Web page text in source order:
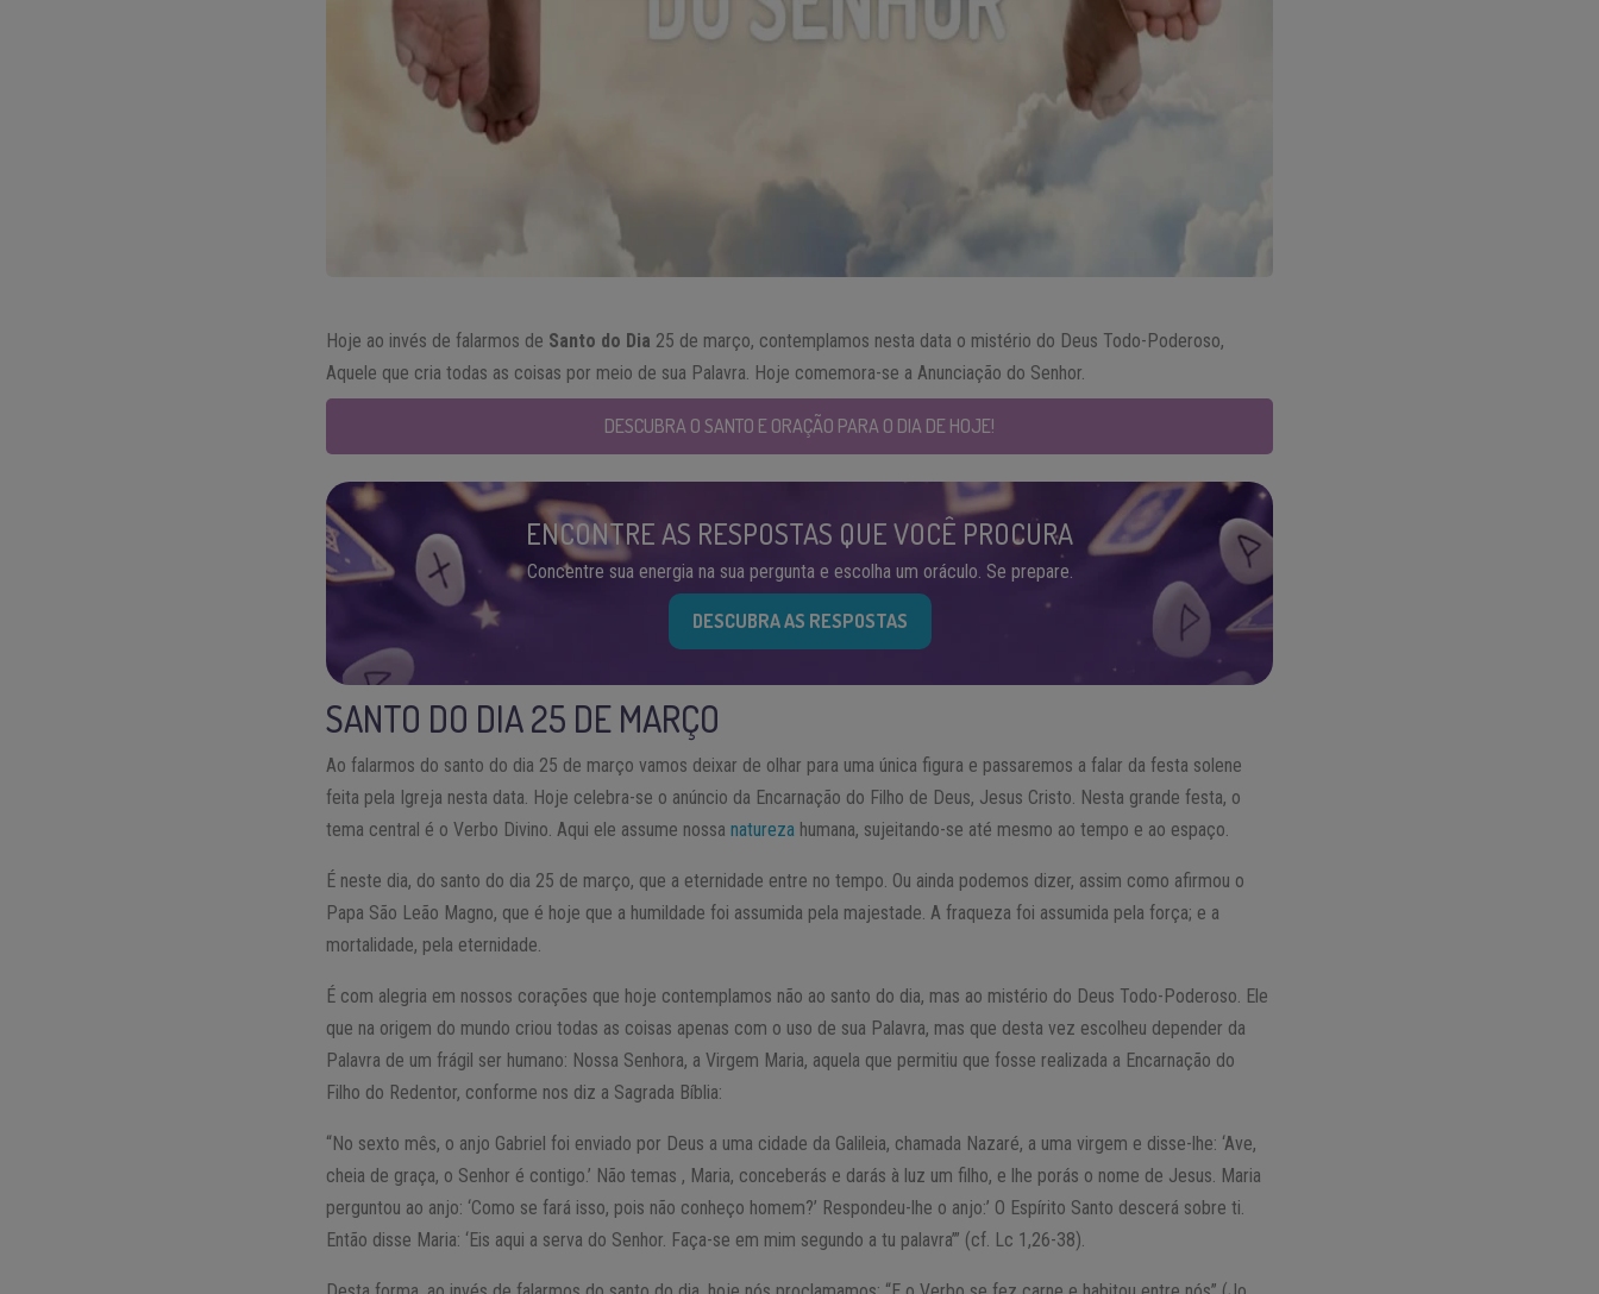
Hoje ao invés de falarmos de Santo do Dia 25 de março, contemplamos nesta data o mistério do Deus Todo-Poderoso,
Aquele que cria todas as coisas por meio de sua Palavra. Hoje comemora-se a Anunciação do Senhor.
DESCUBRA O SANTO E ORAÇÃO PARA O DIA DE HOJE!
ENCONTRE AS RESPOSTAS QUE VOCÊ PROCURA
Concentre sua energia na sua pergunta e escolha um oráculo. Se prepare.
DESCUBRA AS RESPOSTAS
SANTO DO DIA 25 DE MARÇO
Ao falarmos do santo do dia 25 de março vamos deixar de olhar para uma única figura e passaremos a falar da festa solene
feita pela Igreja nesta data. Hoje celebra-se o anúncio da Encarnação do Filho de Deus, Jesus Cristo. Nesta grande festa, o
tema central é o Verbo Divino. Aqui ele assume nossanatureza humana, sujeitando-se até mesmo ao tempo e ao espaço.
É neste dia, do santo do dia 25 de março, que a eternidade entre no tempo. Ou ainda podemos dizer, assim como afirmou o
Papa São Leão Magno, que é hoje que a humildade foi assumida pela majestade. A fraqueza foi assumida pela força; e a
mortalidade, pela eternidade.
É com alegria em nossos corações que hoje contemplamos não ao santo do dia, mas ao mistério do Deus Todo-Poderoso. Ele
que na origem do mundo criou todas as coisas apenas com o uso de sua Palavra, mas que desta vez escolheu depender da
Palavra de um frágil ser humano: Nossa Senhora, a Virgem Maria, aquela que permitiu que fosse realizada a Encarnação do
Filho do Redentor, conforme nos diz a Sagrada Bíblia:
“No sexto mês, o anjo Gabriel foi enviado por Deus a uma cidade da Galileia, chamada Nazaré, a uma virgem e disse-lhe: ‘Ave,
cheia de graça, o Senhor é contigo.’ Não temas , Maria, conceberás e darás à luz um filho, e lhe porás o nome de Jesus. Maria
perguntou ao anjo: ‘Como se fará isso, pois não conheço homem?’ Respondeu-lhe o anjo:’ O Espírito Santo descerá sobre ti.
Então disse Maria: ‘Eis aqui a serva do Senhor. Faça-se em mim segundo a tu palavra’” (cf. Lc 1,26-38).